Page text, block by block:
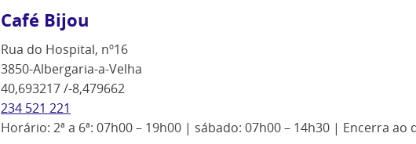
Café Bijou
Rua do Hospital, nº16
3850-Albergaria-a-Velha
40,693217 /-8,479662
234 521 221
Horário: 2ª a 6ª: 07h00 – 19h00 | sábado: 07h00 – 14h30 | Encerra ao